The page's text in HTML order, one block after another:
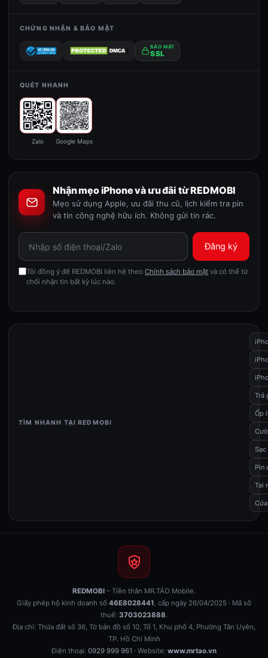
CHỨNG NHẬN & BẢO MẬT
BẢO MẬT
SSL
QUÉT NHANH
Zalo Google Maps
Nhận mẹo iPhone và ưu đãi từ REDMOBI
Mẹo sử dụng Apple, ưu đãi thu cũ, lịch kiểm tra pin
và tin công nghệ hữu ích. Không gửi tin rác.
Đăng ký
Tôi đồng ý để REDMOBI liên hệ theo Chính sách bảo mật và có thể từ
chối nhận tin bất kỳ lúc nào.
TÌM NHANH TẠI REDMOBI
Trả
Ốp
Pin
Tai
REDMOBI – Tiền thân MR.TÁO Mobile.
Giấy phép hộ kinh doanh số 46E8028441, cấp ngày 26/04/2025 · Mã số
thuế: 3703023888.
Địa chỉ: Thửa đất số 36, Tờ bản đồ số 10, Tổ 1, Khu phố 4, Phường Tân Uyên,
TP. Hồ Chí Minh
Điện thoại: 0929 999 961 · Website: www.mrtao.vn